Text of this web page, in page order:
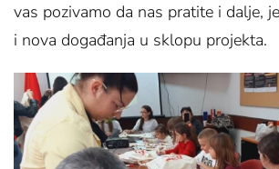
vas pozivamo da nas pratite i dalje,
i nova događanja u sklopu projekta.